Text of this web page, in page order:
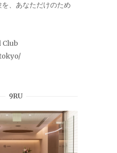
を、あなただけのため
Club
9RU